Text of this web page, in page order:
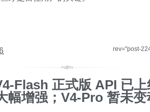
rev="post-
Flash 正式版 API 已
幅增强；V4-Pro 暂未变